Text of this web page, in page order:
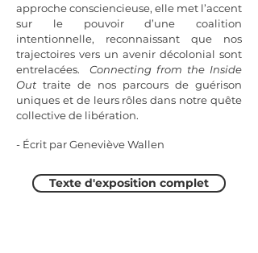
approche consciencieuse, elle met l’accent
sur le pouvoir d’une coalition
intentionnelle, reconnaissant que nos
trajectoires vers un avenir décolonial sont
entrelacées. Connecting from the Inside
Out traite de nos parcours de guérison
uniques et de leurs rôles dans notre quête
collective de libération.
- Écrit par Geneviève Wallen
Texte d'exposition complet